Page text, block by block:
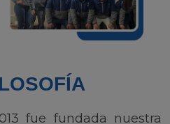
fue fundada nuestra